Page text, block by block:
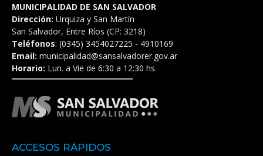
MUNICIPALIDAD DE SAN SALVADOR
Dirección: Urquiza y San Martín
San Salvador, Entre Ríos (CP: 3218)
Teléfonos: (0345) 3454027225 - 4910169
Email: municipalidad@sansalvadorer.gov.ar
Horario: Lun. a Vie de 6:30 a 12:30 hs.
ACCESOS RÁPIDOS